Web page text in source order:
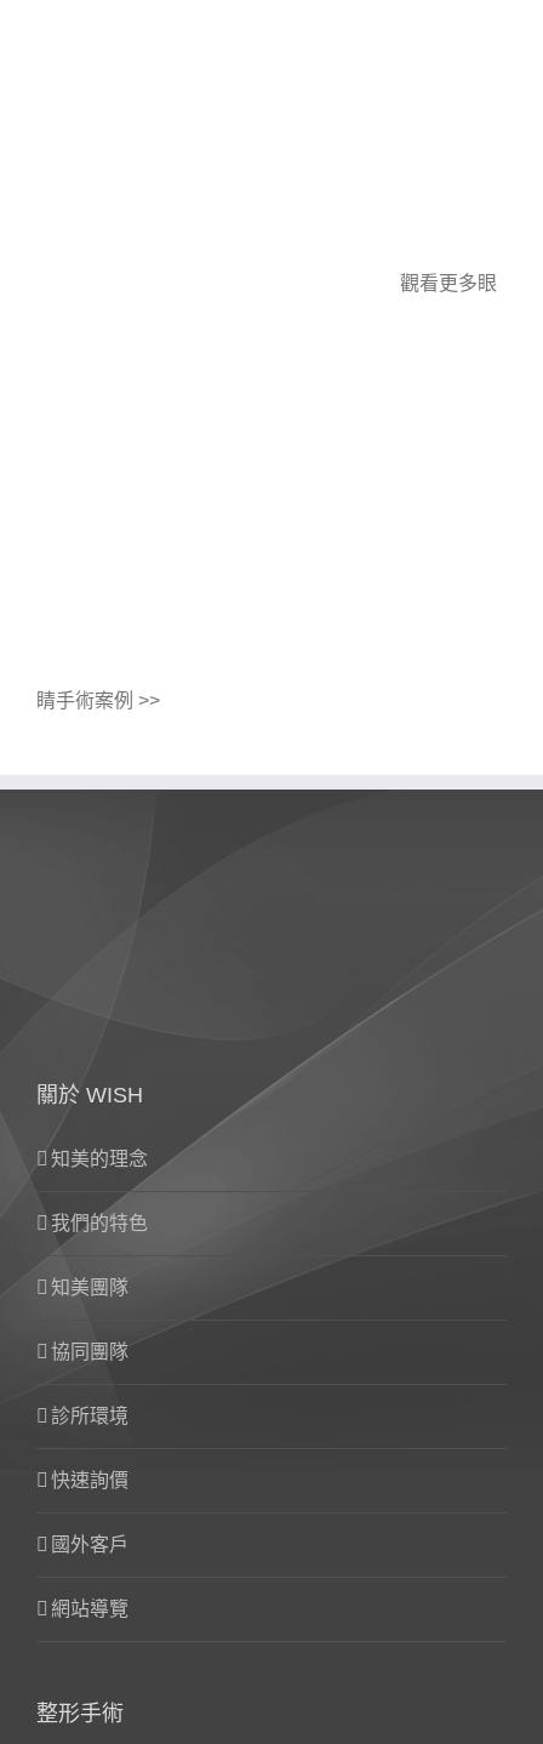
觀看更多眼
睛手術案例 >>
關於 WISH
知美的理念
我們的特色
知美團隊
協同團隊
診所環境
快速詢價
國外客戶
網站導覽
整形手術